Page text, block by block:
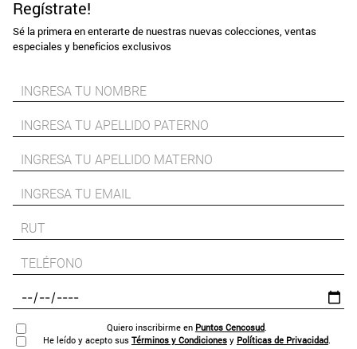
Regístrate!
Sé la primera en enterarte de nuestras nuevas colecciones, ventas
especiales y beneficios exclusivos
Quiero inscribirme en Puntos Cencosud.
He leído y acepto sus Términos y Condiciones y Políticas de Privacidad.